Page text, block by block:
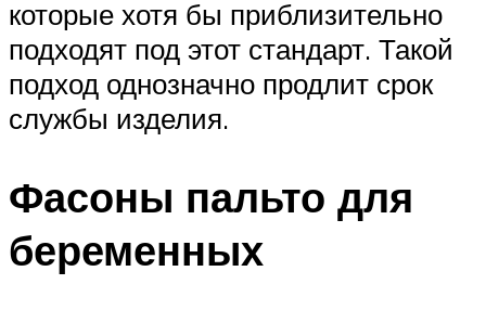
которые хотя бы приблизительно
подходят под этот стандарт. Такой
подход однозначно продлит срок
службы изделия.
Фасоны пальто для
беременных